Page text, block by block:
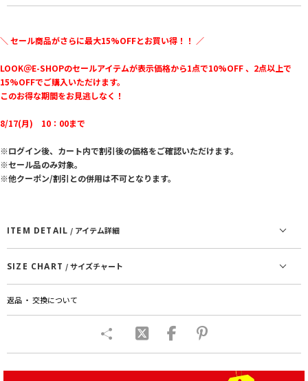
＼ セール商品がさらに最大15%OFFとお買い得！！ ／
LOOK＠E-SHOPのセールアイテムが表示価格から1点で10%OFF 、2点以上で
15%OFFでご購入いただけます。
このお得な期間をお見逃しなく！
8/17(月) 10：00まで
※ログイン後、カート内で割引後の価格をご確認いただけます。
※セール品のみ対象。
※他クーポン/割引との併用は不可となります。
ITEM DETAIL / アイテム詳細
SIZE CHART / サイズチャート
返品 ・ 交換について